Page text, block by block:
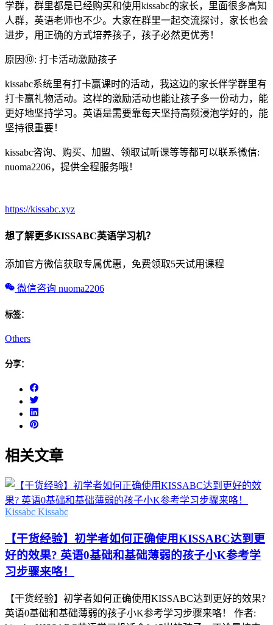
学群，群里都是已经购买和使用kissabc的家长，里面很多高知
人群，英语老师也不少。大家在群里一起交流探讨，家长也会
进步，用正确的方式培养孩子，孩子必然更优秀！
原因⑩: 打卡活动激励孩子
kissabc系统里有打卡赢课时的活动，我这边的家长伴学群里有
打卡赢礼物活动。这样的激励活动也能让孩子多一份动力，能
更好地坚持学习。英语是需要靠每天坚持高频浸泡学好的，能
坚持很重要！
kissabc咨询、购买、加盟、领取试听课等等都可以联系微信:
nuoma2206，提供全程服务哦！
https://kissabc.xyz
想了解更多KISSABC英语学习机？
添加官方微信获取专属优惠，免费领取5天试用课程
微信咨询 nuoma2206
标签：
Others
分享：
相关文章
Kissabc Kissabc
【干货经验】初学者如何正确使用KISSABC达到更
好的效果? 英语0基础和基础薄弱的孩子小K参考学
习步骤来咯！
【干货经验】初学者如何正确使用KISSABC达到更好的效果?
英语0基础和基础薄弱的孩子小K参考学习步骤来咯！ 作者: